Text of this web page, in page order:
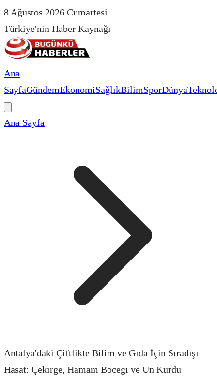
8 Ağustos 2026 Cumartesi
Türkiye'nin Haber Kaynağı
Ana
SayfaGündemEkonomiSağlıkBilimSporDünya
Ana Sayfa
Antalya'daki Çiftlikte Bilim ve Gıda İçin Sıradışı
Hasat: Çekirge, Hamam Böceği ve Un Kurdu